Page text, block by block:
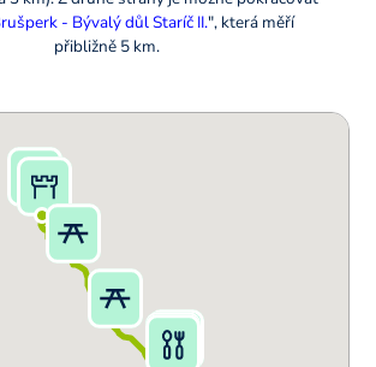
- Bývalý důl Staríč II.", která měří
přibližně 5 km.